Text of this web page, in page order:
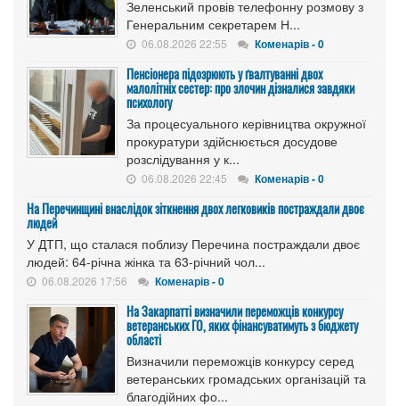
Зеленський провів телефонну розмову з
Генеральним секретарем Н...
06.08.2026 22:55 Коменарів - 0
Пенсіонера підозрюють у ґвалтуванні двох
малолітніх сестер: про злочин дізналися завдяки
психологу
За процесуального керівництва окружної
прокуратури здійснюється досудове
розслідування у к...
06.08.2026 22:45 Коменарів - 0
На Перечинщині внаслідок зіткнення двох легковиків постраждали двоє
людей
У ДТП, що сталася поблизу Перечина постраждали двоє
людей: 64-річна жінка та 63-річний чол...
06.08.2026 17:56 Коменарів - 0
На Закарпатті визначили переможців конкурсу
ветеранських ГО, яких фінансуватимуть з бюджету
області
Визначили переможців конкурсу серед
ветеранських громадських організацій та
благодійних фо...